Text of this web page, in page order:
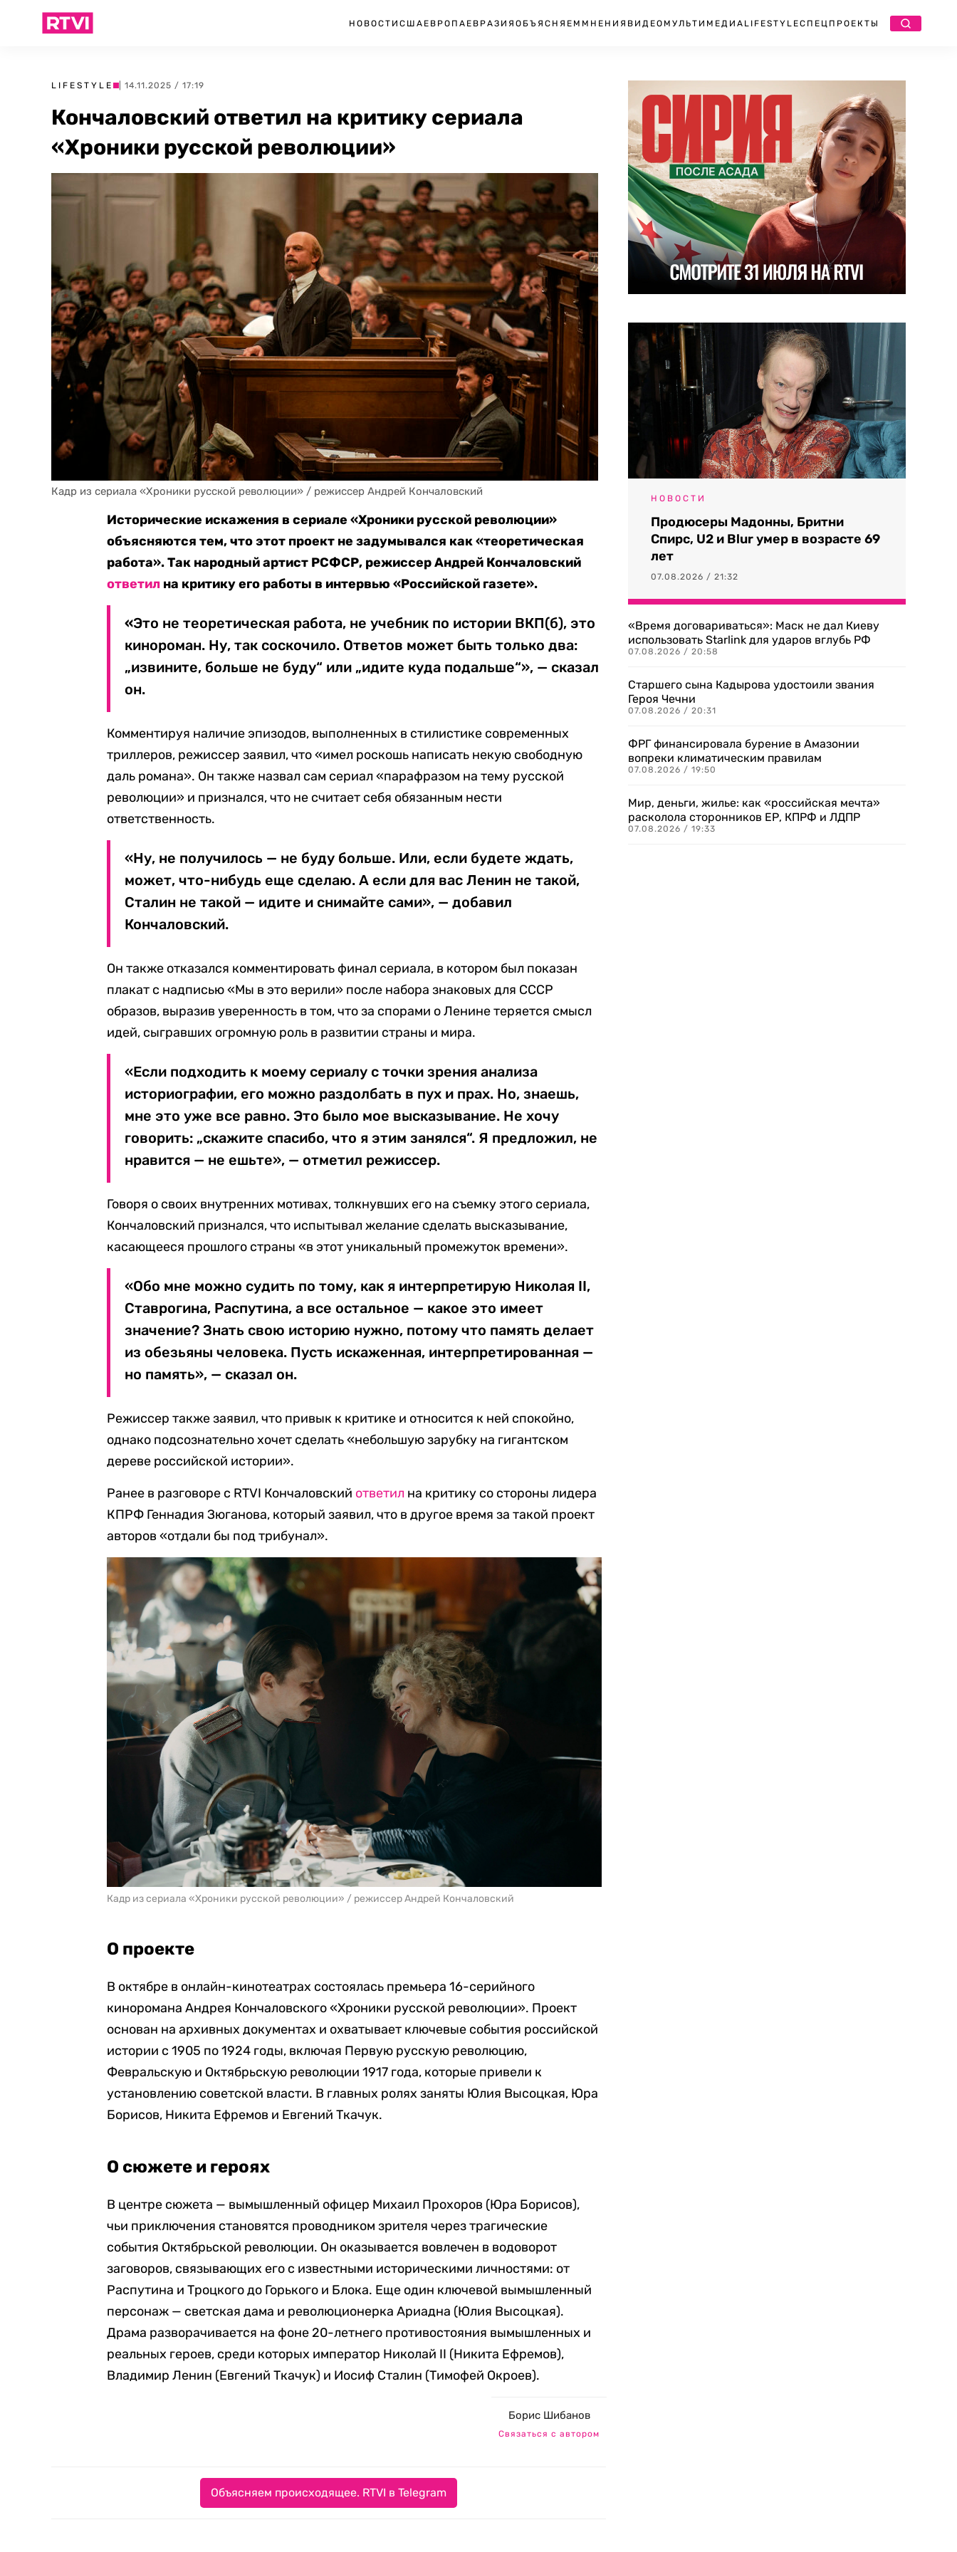
НОВОСТИ США ЕВРОПА ЕВРАЗИЯ ОБЪЯСНЯЕМ МНЕНИЯ ВИДЕО МУЛЬТИМЕДИА LIFESTYLEСПЕЦПРОЕКТЫ
LIFESTYLE | 14.11.2025 / 17:19
Кончаловский ответил на критику сериала
«Хроники русской революции»
Кадр из сериала «Хроники русской революции» / режиссер Андрей Кончаловский
Исторические искажения в сериале «Хроники русской революции»
объясняются тем, что этот проект не задумывался как «теоретическая
работа». Так народный артист РСФСР, режиссер Андрей Кончаловский
ответил на критику его работы в интервью «Российской газете».
«Это не теоретическая работа, не учебник по истории ВКП(б), это
кинороман. Ну, так соскочило. Ответов может быть только два:
„извините, больше не буду“ или „идите куда подальше“», — сказал
он.
Комментируя наличие эпизодов, выполненных в стилистике современных
триллеров, режиссер заявил, что «имел роскошь написать некую свободную
даль романа». Он также назвал сам сериал «парафразом на тему русской
революции» и признался, что не считает себя обязанным нести
ответственность.
«Ну, не получилось — не буду больше. Или, если будете ждать,
может, что-нибудь еще сделаю. А если для вас Ленин не такой,
Сталин не такой — идите и снимайте сами», — добавил
Кончаловский.
Он также отказался комментировать финал сериала, в котором был показан
плакат с надписью «Мы в это верили» после набора знаковых для СССР
образов, выразив уверенность в том, что за спорами о Ленине теряется смысл
идей, сыгравших огромную роль в развитии страны и мира.
«Если подходить к моему сериалу с точки зрения анализа
историографии, его можно раздолбать в пух и прах. Но, знаешь,
мне это уже все равно. Это было мое высказывание. Не хочу
говорить: „скажите спасибо, что я этим занялся“. Я предложил, не
нравится — не ешьте», — отметил режиссер.
Говоря о своих внутренних мотивах, толкнувших его на съемку этого сериала,
Кончаловский признался, что испытывал желание сделать высказывание,
касающееся прошлого страны «в этот уникальный промежуток времени».
«Обо мне можно судить по тому, как я интерпретирую Николая II,
Ставрогина, Распутина, а все остальное — какое это имеет
значение? Знать свою историю нужно, потому что память делает
из обезьяны человека. Пусть искаженная, интерпретированная —
но память», — сказал он.
Режиссер также заявил, что привык к критике и относится к ней спокойно,
однако подсознательно хочет сделать «небольшую зарубку на гигантском
дереве российской истории».
Ранее в разговоре с RTVI Кончаловский ответил на критику со стороны лидера
КПРФ Геннадия Зюганова, который заявил, что в другое время за такой проект
авторов «отдали бы под трибунал».
Кадр из сериала «Хроники русской революции» / режиссер Андрей Кончаловский
О проекте
В октябре в онлайн-кинотеатрах состоялась премьера 16-серийного
киноромана Андрея Кончаловского «Хроники русской революции». Проект
основан на архивных документах и охватывает ключевые события российской
истории с 1905 по 1924 годы, включая Первую русскую революцию,
Февральскую и Октябрьскую революции 1917 года, которые привели к
установлению советской власти. В главных ролях заняты Юлия Высоцкая, Юра
Борисов, Никита Ефремов и Евгений Ткачук.
О сюжете и героях
В центре сюжета — вымышленный офицер Михаил Прохоров (Юра Борисов),
чьи приключения становятся проводником зрителя через трагические
события Октябрьской революции. Он оказывается вовлечен в водоворот
заговоров, связывающих его с известными историческими личностями: от
Распутина и Троцкого до Горького и Блока. Еще один ключевой вымышленный
персонаж — светская дама и революционерка Ариадна (Юлия Высоцкая).
Драма разворачивается на фоне 20-летнего противостояния вымышленных и
реальных героев, среди которых император Николай II (Никита Ефремов),
Владимир Ленин (Евгений Ткачук) и Иосиф Сталин (Тимофей Окроев).
Борис Шибанов
Связаться с автором
Объясняем происходящее. RTVI в Telegram
НОВОСТИ
Продюсеры Мадонны, Бритни
Спирс, U2 и Blur умер в возрасте 69
лет
07.08.2026 / 21:32
«Время договариваться»: Маск не дал Киеву
использовать Starlink для ударов вглубь РФ
07.08.2026 / 20:58
Старшего сына Кадырова удостоили звания
Героя Чечни
07.08.2026 / 20:31
ФРГ финансировала бурение в Амазонии
вопреки климатическим правилам
07.08.2026 / 19:50
Мир, деньги, жилье: как «российская мечта»
расколола сторонников ЕР, КПРФ и ЛДПР
07.08.2026 / 19:33